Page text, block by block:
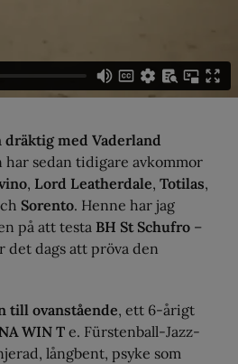
dräktig med Vaderland
har sedan tidigare avkommor
, Lord Leatherdale, Totilas,
Sorento. Henne har jag
på att testa BH St Schufro –
det dags att pröva den
till ovanstående, ett 6-årigt
WIN Te. Fürstenball-Jazz-
långbent, psyke som